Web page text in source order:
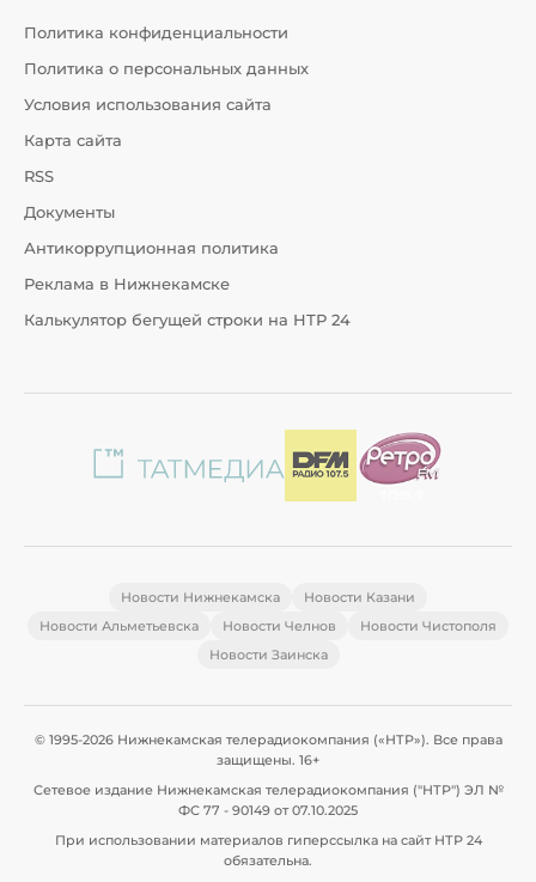
Политика конфиденциальности
Политика о персональных данных
Условия использования сайта
Карта сайта
RSS
Документы
Антикоррупционная политика
Реклама в Нижнекамске
Калькулятор бегущей строки на НТР 24
Новости Нижнекамска
Новости Казани
Новости Альметьевска
Новости Челнов
Новости Чистополя
Новости Заинска
© 1995-2026 Нижнекамская телерадиокомпания («НТР»). Все права
защищены. 16+
Сетевое издание Нижнекамская телерадиокомпания ("НТР") ЭЛ №
ФС 77 - 90149 от 07.10.2025
При использовании материалов гиперссылка на сайт НТР 24
обязательна.